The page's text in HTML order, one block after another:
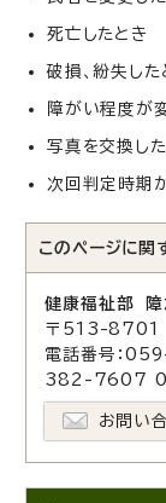
死亡したとき
破損、紛失した
障がい程度が
写真を交換し
次回判定時期
このページに関
健康福祉部 障
〒513-8701
電話番号：
382-7607
お問い